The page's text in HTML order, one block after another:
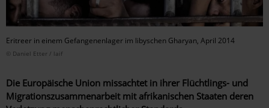
Eritreer in einem Gefangenenlager im libyschen Gharyan, April 2014
© Daniel Etter / laif
Die Europäische Union missachtet in ihrer Flüchtlings- und
Migrationszusammenarbeit mit afrikanischen Staaten deren